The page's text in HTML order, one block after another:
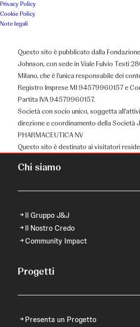
Privacy Policy
Cookie Policy
Note legali
Questo sito è pubblicato dalla
Johnson, con sede in Viale Fulvio Testi
Milano, che è l’unica responsabile dei
Registro Imprese MI 94579960157 e
Partita IVA 94579960157.
Società con socio unico, soggetta
direzione e coordinamento della Società
PHARMACEUTICA NV
Questo sito è destinato ai visitatori
Chi siamo
Il Gruppo J&J
Il Nostro Credo
Community Impact
Progetti
Presenta un Progetto